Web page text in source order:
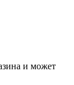
и может